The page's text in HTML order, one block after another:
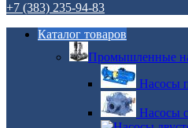
+7 (383) 235-94-83
Каталог товаров
Промышленные
Насосы
Насосы